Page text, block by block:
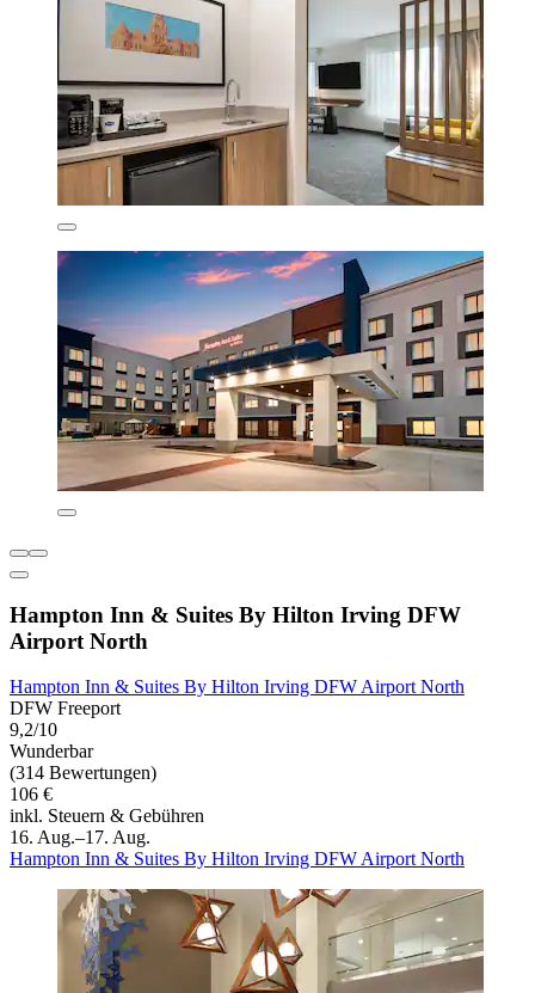
Hampton Inn & Suites By Hilton Irving DFW
Airport North
Hampton Inn & Suites By Hilton Irving DFW Airport North
DFW Freeport
9,2/10
Wunderbar
(314 Bewertungen)
106 €
inkl. Steuern & Gebühren
16. Aug.–17. Aug.
Hampton Inn & Suites By Hilton Irving DFW Airport North